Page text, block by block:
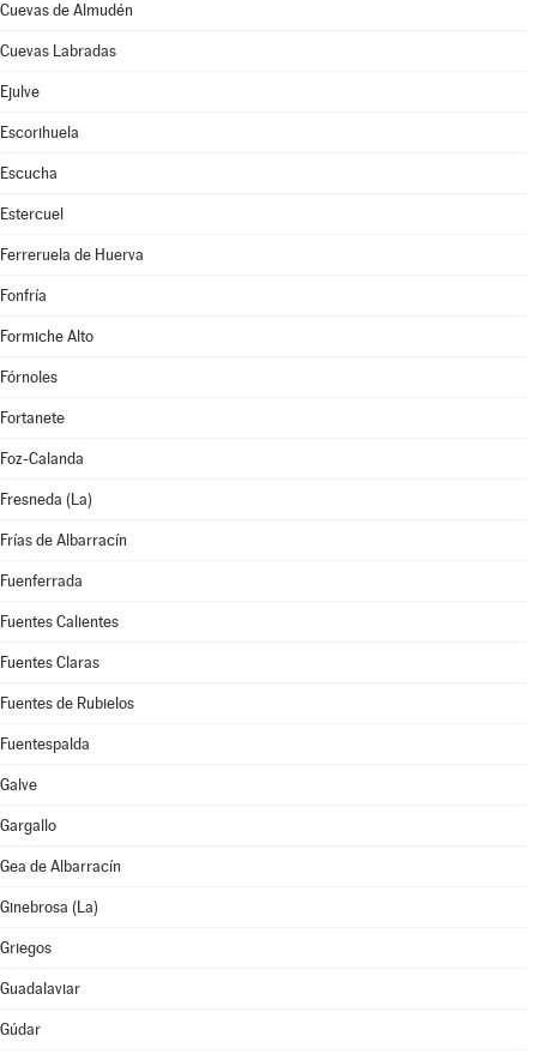
Cuevas de Almudén
Cuevas Labradas
Ejulve
Escorihuela
Escucha
Estercuel
Ferreruela de Huerva
Fonfría
Formiche Alto
Fórnoles
Fortanete
Foz-Calanda
Fresneda (La)
Frías de Albarracín
Fuenferrada
Fuentes Calientes
Fuentes Claras
Fuentes de Rubielos
Fuentespalda
Galve
Gargallo
Gea de Albarracín
Ginebrosa (La)
Griegos
Guadalaviar
Gúdar